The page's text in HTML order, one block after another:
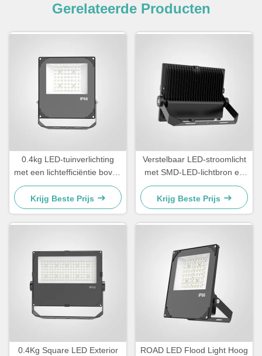
Gerelateerde Producten
0.4kg LED-tuinverlichting
met een lichtefficiëntie boven
110lmW Ontworpen voor
buitenversiering en
padverlichting
Krijg Beste Prijs
Verstelbaar LED-stroomlicht
met SMD-LED-lichtbron en
lichtdoeltreffendheid
100110LMW Geschikt voor
commerciële toepassingen
Krijg Beste Prijs
0.4Kg Square LED Exterior
ROAD LED Flood Light Hoog